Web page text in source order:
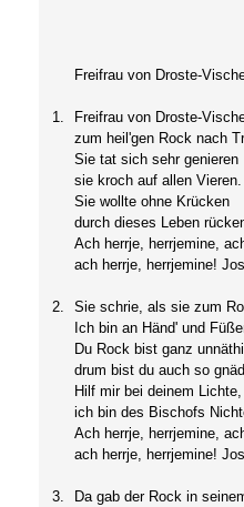
Freifrau von Droste-
1.
Freifrau von Droste-
zum heil'gen Rock nach
Sie tat sich sehr genieren
sie kroch auf allen Vieren.
Sie wollte ohne Krücken
durch dieses Leben
Ach herrje, herrjemine,
ach herrje, herrjemine!
2.
Sie schrie, als sie zum
Ich bin an Händ' und
Du Rock bist ganz
drum bist du auch so
Hilf mir bei deinem Lichte,
ich bin des Bischofs
Ach herrje, herrjemine,
ach herrje, herrjemine!
3.
Da gab der Rock in